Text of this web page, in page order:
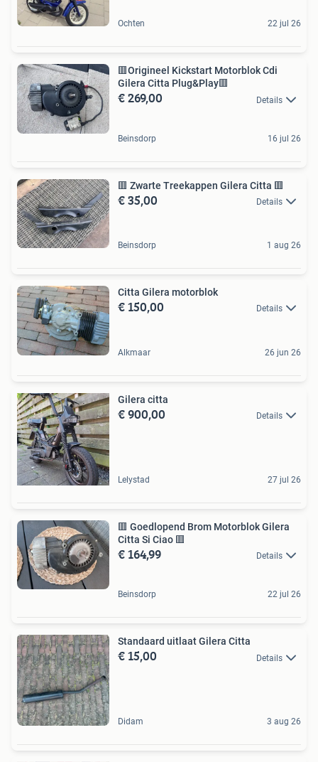
Ochten 22 jul 26
🟥Origineel Kickstart Motorblok Cdi
Gilera Citta Plug&Play🟥
€ 269,00 Details
Beinsdorp 16 jul 26
🟥 Zwarte Treekappen Gilera Citta 🟥
€ 35,00 Details
Beinsdorp 1 aug 26
Citta Gilera motorblok
€ 150,00 Details
Alkmaar 26 jun 26
Gilera citta
€ 900,00 Details
Lelystad 27 jul 26
🟥 Goedlopend Brom Motorblok Gilera
Citta Si Ciao 🟥
€ 164,99 Details
Beinsdorp 22 jul 26
Standaard uitlaat Gilera Citta
€ 15,00 Details
Didam 3 aug 26